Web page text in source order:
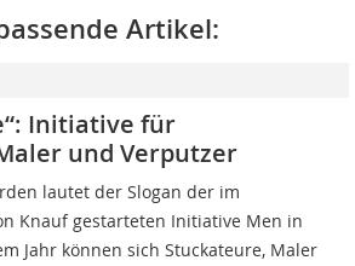
Artikel:
Initiative für
und Verputzer
lautet der Slogan der im
Knauf gestarteten Initiative Men in
Jahr können sich Stuckateure, Maler